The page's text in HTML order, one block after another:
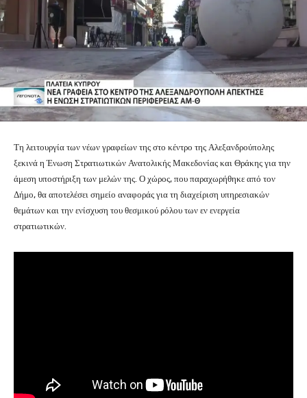
Τη λειτουργία των νέων γραφείων της στο κέντρο της Αλεξανδρούπολης
ξεκινά η Ένωση Στρατιωτικών Ανατολικής Μακεδονίας και Θράκης για την
άμεση υποστήριξη των μελών της. Ο χώρος, που παραχωρήθηκε από τον
Δήμο, θα αποτελέσει σημείο αναφοράς για τη διαχείριση υπηρεσιακών
θεμάτων και την ενίσχυση του θεσμικού ρόλου των εν ενεργεία
στρατιωτικών.